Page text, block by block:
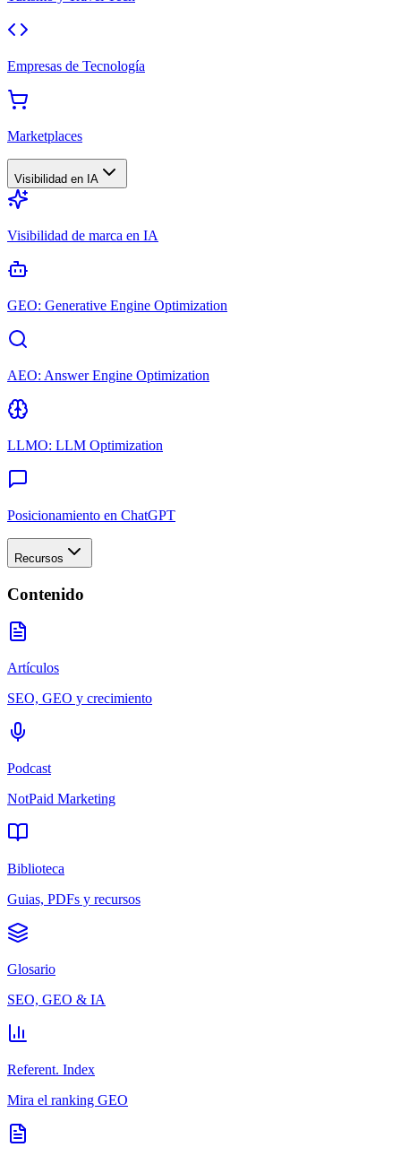
Empresas de Tecnología
Marketplaces
Visibilidad en IA
Visibilidad de marca en IA
GEO: Generative Engine Optimization
AEO: Answer Engine Optimization
LLMO: LLM Optimization
Posicionamiento en ChatGPT
Recursos
Contenido
Artículos
SEO, GEO y crecimiento
Podcast
NotPaid Marketing
Biblioteca
Guias, PDFs y recursos
Glosario
SEO, GEO & IA
Referent. Index
Mira el ranking GEO